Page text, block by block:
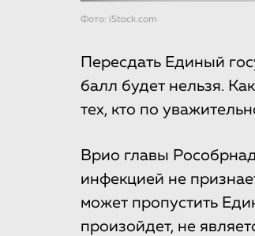
Фото: iStock.com
Пересдать Единый
балл будет нельзя.
тех, кто по
Врио главы
инфекцией не
может пропустить
произойдет, не